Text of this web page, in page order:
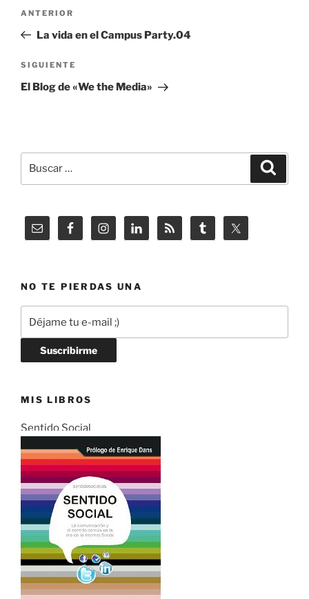
entradas
Entrada
anterior:
ANTERIOR
La vida en el Campus Party.04
Siguiente
entrada
SIGUIENTE
El Blog de «We the Media»
por:
NO TE PIERDAS UNA
MIS LIBROS
Sentido Social